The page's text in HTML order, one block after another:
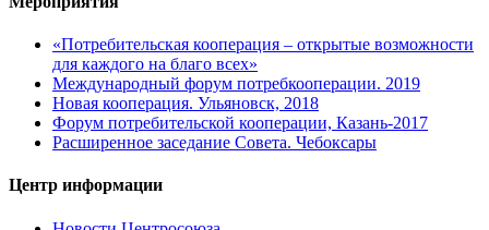
«Потребительская кооперация – открытые возможности
для каждого на благо всех»
Международный форум потребкооперации. 2019
Новая кооперация. Ульяновск, 2018
Форум потребительской кооперации, Казань-2017
Расширенное заседание Совета. Чебоксары
Центр информации